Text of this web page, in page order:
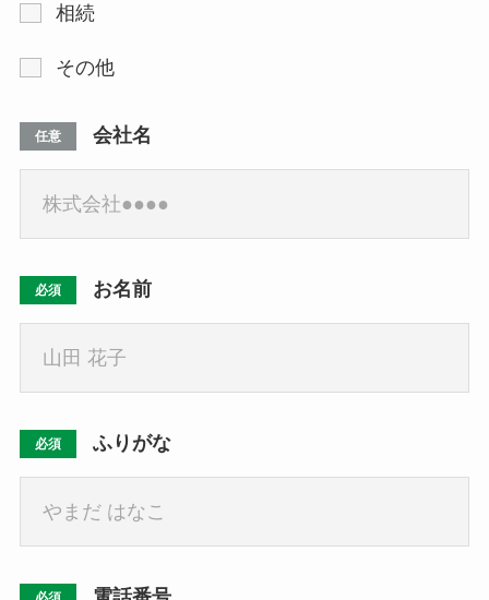
相続
その他
任意 会社名
必須 お名前
必須 ふりがな